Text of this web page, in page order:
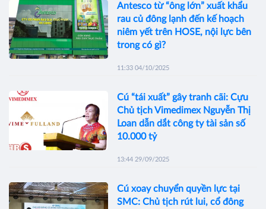
Antesco từ “ông lớn” xuất khẩu
rau củ đông lạnh đến kế hoạch
niêm yết trên HOSE, nội lực bên
trong có gì?
11:33 04/10/2025
Cú “tái xuất” gây tranh cãi: Cựu
Chủ tịch Vimedimex Nguyễn Thị
Loan dẫn dắt công ty tài sản số
10.000 tỷ
13:44 29/09/2025
Cú xoay chuyển quyền lực tại
SMC: Chủ tịch rút lui, cổ đông